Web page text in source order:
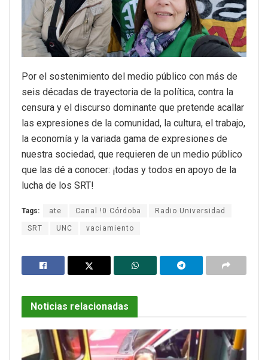
Por el sostenimiento del medio público con más de
seis décadas de trayectoria de la política, contra la
censura y el discurso dominante que pretende acallar
las expresiones de la comunidad, la cultura, el trabajo,
la economía y la variada gama de expresiones de
nuestra sociedad, que requieren de un medio público
que las dé a conocer: ¡todas y todos en apoyo de la
lucha de los SRT!
Tags: ate Canal !0 Córdoba Radio Universidad
SRT UNC vaciamiento
Noticias relacionadas